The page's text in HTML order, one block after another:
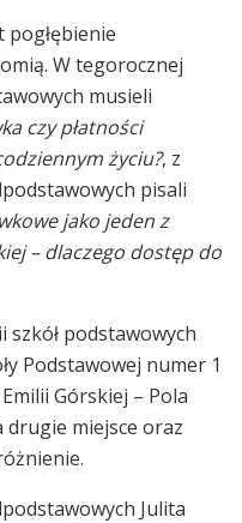
W tegorocznej
musieli
czy płatności
życiu?, z
pisali
jako jeden z
– dlaczego dostęp do
podstawowych
Podstawowej numer 1
Górskiej – Pola
drugie miejsce oraz
Julita